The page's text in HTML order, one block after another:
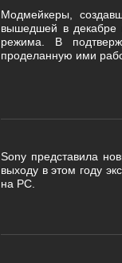
Модмейкеры,
вышедшей в декабре
режима. В
проделанную ими
Sony представила
выходу в этом году
на PC.